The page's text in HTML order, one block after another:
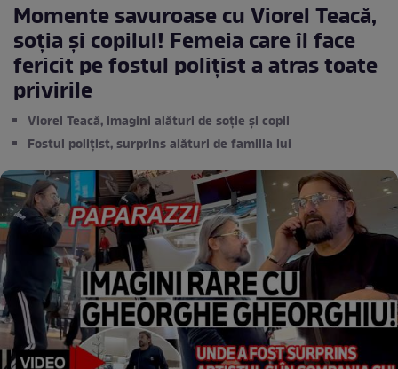
Momente savuroase cu Viorel Teacă,
soţia şi copilul! Femeia care îl face
fericit pe fostul poliţist a atras toate
privirile
Viorel Teacă, imagini alături de soție și copil
Fostul polițist, surprins alături de familia lui